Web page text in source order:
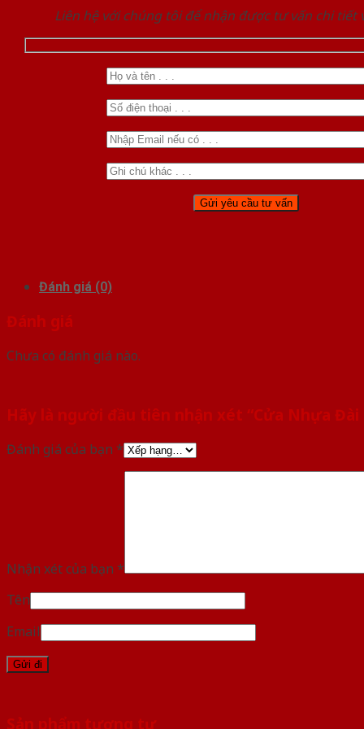
Liên hệ với chúng tôi để nhận được tư vấn chi tiết
Đánh giá (0)
Đánh giá
Chưa có đánh giá nào.
Hãy là người đầu tiên nhận xét “Cửa Nhựa Đài
Đánh giá của bạn *
Nhận xét của bạn *
Tên
Email
Sản phẩm tương tự